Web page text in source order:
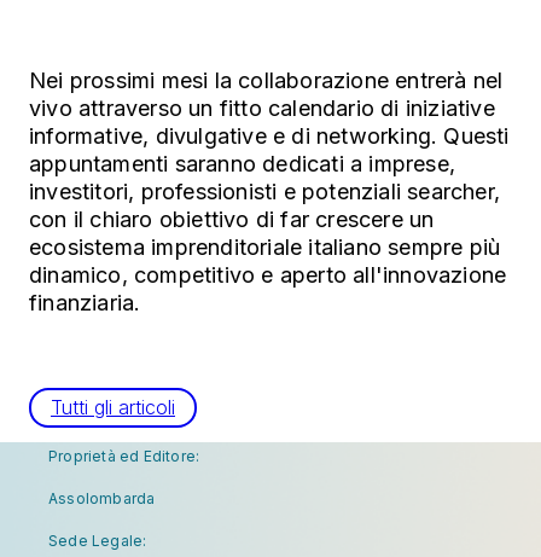
Nei prossimi mesi la collaborazione entrerà nel
vivo attraverso un fitto calendario di iniziative
informative, divulgative e di networking. Questi
appuntamenti saranno dedicati a imprese,
investitori, professionisti e potenziali searcher,
con il chiaro obiettivo di far crescere un
ecosistema imprenditoriale italiano sempre più
dinamico, competitivo e aperto all'innovazione
finanziaria.
Tutti gli articoli
Proprietà ed Editore:
Assolombarda
Sede Legale: